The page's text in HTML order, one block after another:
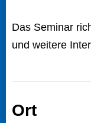
Das Seminar
und weitere
Ort